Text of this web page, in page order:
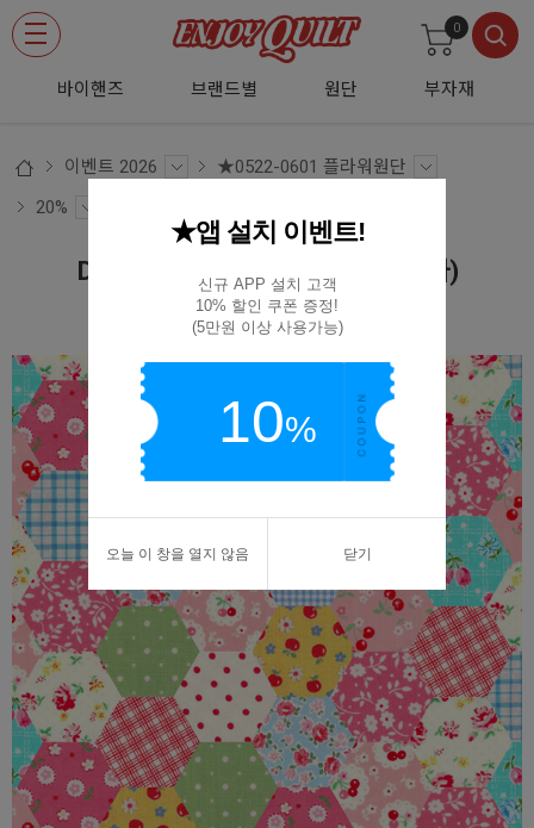
바이핸즈 브랜드별 원단 부자재
0
이벤트 2026
★0522-0601 플라워원단
20%
DTP 체리 블라썸 패치워크 (미니 헥사)
EYPD-D68
★앱 설치 이벤트!
신규 APP 설치 고객
10% 할인 쿠폰 증정!
(5만원 이상 사용가능)
10%
오늘 이 창을 열지 않음 닫기